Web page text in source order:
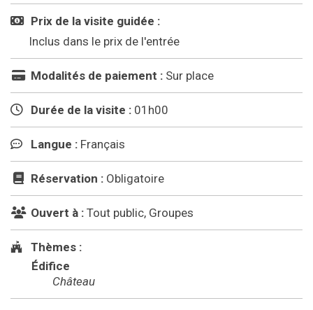
Prix de la visite guidée :
Inclus dans le prix de l'entrée
Modalités de paiement : Sur place
Durée de la visite : 01h00
Langue : Français
Réservation : Obligatoire
Ouvert à : Tout public, Groupes
Thèmes :
Édifice
Château